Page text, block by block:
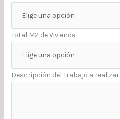
Total M2 de Vivienda
Descripción del Trabajo a realizar